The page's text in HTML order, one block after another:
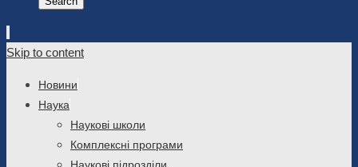
Skip to content
Новини
Наука
Наукові школи
Комплексні програми